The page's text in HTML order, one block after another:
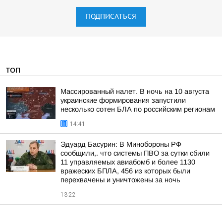
ПОДПИСАТЬСЯ
ТОП
Массированный налет. В ночь на 10 августа
украинские формирования запустили
несколько сотен БЛА по российским регионам
14:41
Эдуард Басурин: В Минобороны РФ
сообщили,. что системы ПВО за сутки сбили
11 управляемых авиабомб и более 1130
вражеских БПЛА, 456 из которых были
перехвачены и уничтожены за ночь
13:22